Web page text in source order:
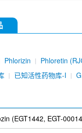
Phlorizin
Phloretin
已知活性药物库-I
(EGT1442, EGT-